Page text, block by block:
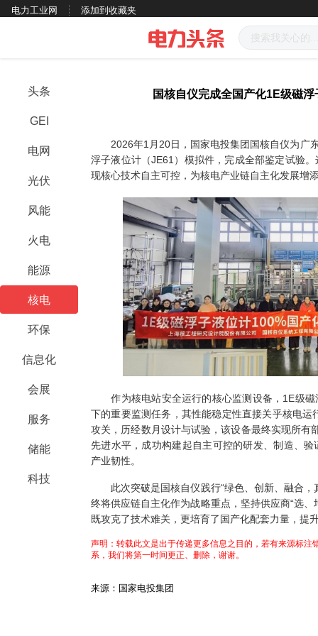
电力工业网 添加到收藏夹
头条
GEI
电网
光伏
风能
火电
能源
核电
环保
信息化
会展
服务
储能
科技
国核自仪完成全国产化1E级磁
2026年1月20日，国家电投集团国核自仪为广
浮子液位计（JE61）模拟件，完成全部鉴定试验
现核心技术自主可控，为核电产业链自主化发展增
作为核电站安全运行的核心监测设备，1E级磁
下的重要监测任务，其性能稳定性直接关乎核电
攻关，历经数月设计与试验，该设备最终实现所有
先进水平，成功构建起自主可控的研发、制造、
产业韧性。
此次突破是国核自仪践行“绿色、创新、融合，
终将供应链自主化作为战略重点，坚持供应商“选
既攻克了技术难关，更培育了国产化配套力量，提
声明：转载此文是出于传递更多信息之目的，若有来源标
系，我们将第一时间更正、删除，谢谢。
来源：国家电投集团